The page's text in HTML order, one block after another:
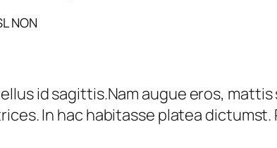
NON
id sagittis.Nam augue eros,
In hac habitasse platea